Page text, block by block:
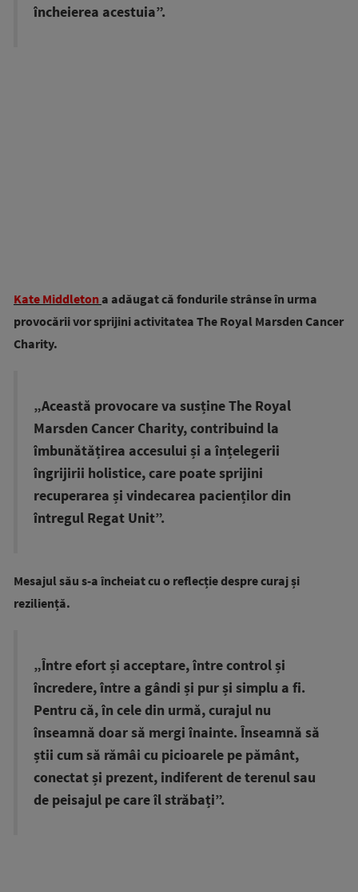
încheierea acestuia”.
Kate Middleton a adăugat că fondurile strânse în urma
provocării vor sprijini activitatea The Royal Marsden Cancer
Charity.
„Această provocare va susține The Royal
Marsden Cancer Charity, contribuind la
îmbunătățirea accesului și a înțelegerii
îngrijirii holistice, care poate sprijini
recuperarea și vindecarea pacienților din
întregul Regat Unit”.
Mesajul său s-a încheiat cu o reflecție despre curaj și
reziliență.
„Între efort și acceptare, între control și
încredere, între a gândi și pur și simplu a fi.
Pentru că, în cele din urmă, curajul nu
înseamnă doar să mergi înainte. Înseamnă să
știi cum să rămâi cu picioarele pe pământ,
conectat și prezent, indiferent de terenul sau
de peisajul pe care îl străbați”.